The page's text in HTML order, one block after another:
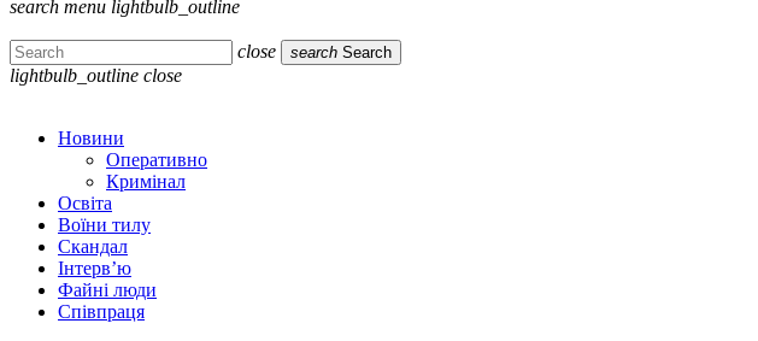
search menu lightbulb_outline
close search Search
lightbulb_outline close
Новини
Оперативно
Кримінал
Освіта
Воїни тилу
Скандал
Інтерв’ю
Файні люди
Співпраця